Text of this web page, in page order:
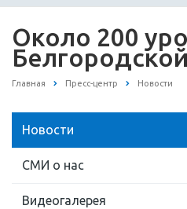
Около 200
Главная Пресс-центр Новости
Новости
СМИ о нас
Видеогалерея